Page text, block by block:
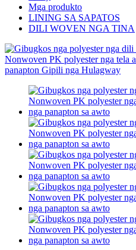
Mga produkto
LINING SA SAPATOS
DILI WOVEN NGA TINA